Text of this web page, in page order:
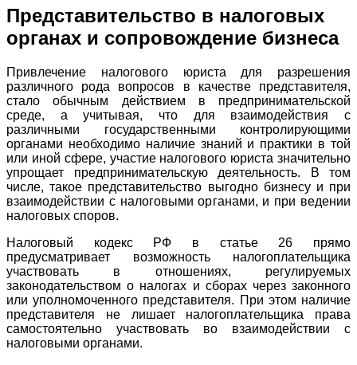
Представительство в налоговых
органах и сопровождение бизнеса
Привлечение налогового юриста для разрешения
различного рода вопросов в качестве представителя,
стало обычным действием в предпринимательской
среде, а учитывая, что для взаимодействия с
различными государственными контролирующими
органами необходимо наличие знаний и практики в той
или иной сфере, участие налогового юриста значительно
упрощает предпринимательскую деятельность. В том
числе, такое представительство выгодно бизнесу и при
взаимодействии с налоговыми органами, и при ведении
налоговых споров.
Налоговый кодекс РФ в статье 26 прямо
предусматривает возможность налогоплательщика
участвовать в отношениях, регулируемых
законодательством о налогах и сборах через законного
или уполномоченного представителя. При этом наличие
представителя не лишает налогоплательщика права
самостоятельно участвовать во взаимодействии с
налоговыми органами.